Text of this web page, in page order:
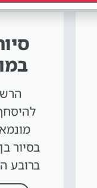
בסיור
ברובע